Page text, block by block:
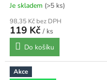
Je skladem (>5 ks)
98,35 Kč bez DPH
119 Kč / ks
Do košíku
Akce